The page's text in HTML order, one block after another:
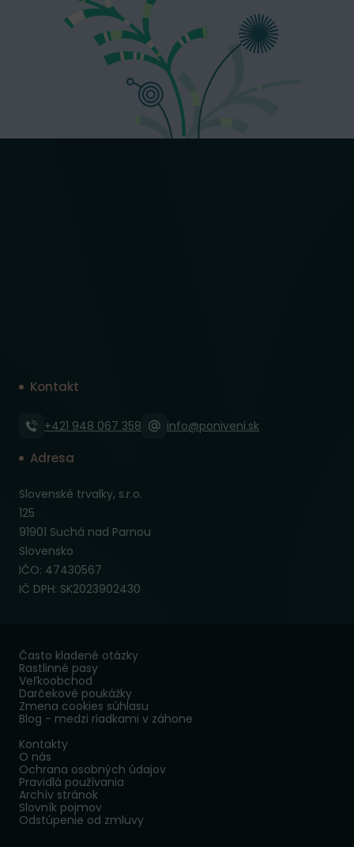
Kontakt
+421 948 067 358 info@poniveni.sk
Adresa
Slovenské trvalky, s.r.o.
125
91901 Suchá nad Parnou
Slovensko
IČO: 47430567
IČ DPH: SK2023902430
Často kladené otázky
Rastlinné pasy
Veľkoobchod
Darčekové poukážky
Zmena cookies súhlasu
Blog - medzi riadkami v záhone
Kontakty
O nás
Ochrana osobných údajov
Pravidlá používania
Archív stránok
Slovník pojmov
Odstúpenie od zmluvy